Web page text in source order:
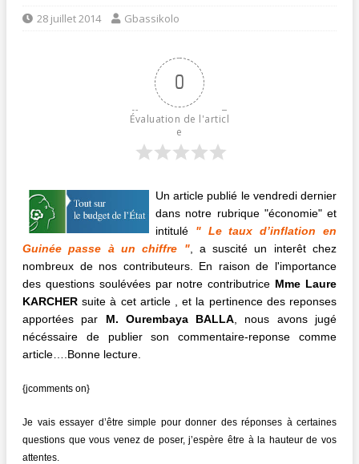
28 juillet 2014 Gbassikolo
0
Évaluation de l'articl
e
Un article publié le vendredi dernier
dans notre rubrique "économie" et
intitulé " Le taux d’inflation en
Guinée passe à un chiffre ", a suscité un interêt chez
nombreux de nos contributeurs. En raison de l'importance
des questions soulévées par notre contributrice Mme Laure
KARCHER suite à cet article , et la pertinence des reponses
apportées par M. Ourembaya BALLA , nous avons jugé
nécéssaire de publier son commentaire-reponse comme
article….Bonne lecture.
{jcomments on}
Je vais essayer d’être simple pour donner des réponses à certaines
questions que vous venez de poser, j’espère être à la hauteur de vos
attentes.